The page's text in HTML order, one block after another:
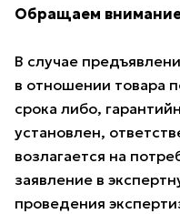
Обращаем
В случае
в отношении товара
срока либо,
установлен,
возлагается на
заявление в
проведения